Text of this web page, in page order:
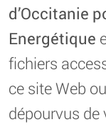
d’Occitanie
Energétique
fichiers
ce site Web
dépourvus de